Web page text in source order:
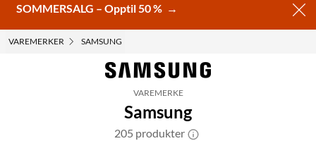
SOMMERSALG – Opptil 50 % →
VAREMERKER SAMSUNG
VAREMERKE
Samsung
205 produkter